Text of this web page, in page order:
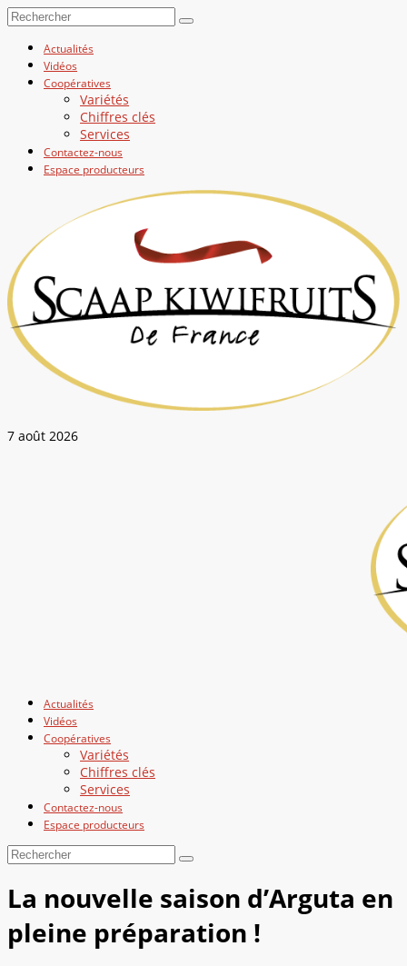
Actualités
Vidéos
Coopératives
Variétés
Chiffres clés
Services
Contactez-nous
Espace producteurs
7 août 2026
Actualités
Vidéos
Coopératives
Variétés
Chiffres clés
Services
Contactez-nous
Espace producteurs
La nouvelle saison d’Arguta en
pleine préparation !